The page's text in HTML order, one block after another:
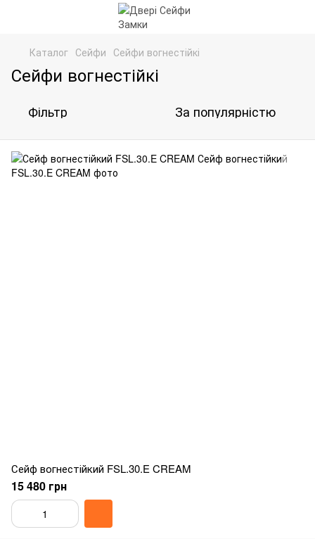
Каталог Сейфи Сейфи вогнестійкі
Сейфи вогнестійкі
Фільтр За популярністю
Сейф вогнестійкий FSL.30.E CREAM
15 480 грн